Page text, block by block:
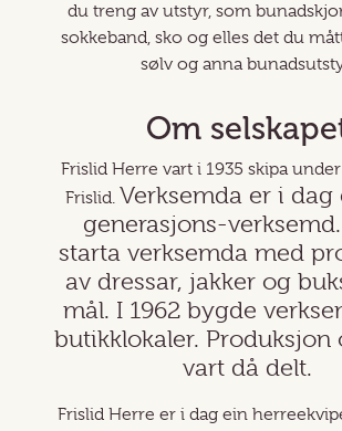
du treng av utstyr, som
sokkeband, sko og elles det du
sølv og anna
Om
Frislid Herre vart i 1935 skipa
Frislid. Verksemda er i dag
generasjons-
starta verksemda med
av dressar, jakker og
mål. I 1962 bygde
butikklokaler. Produksjon
vart då delt.
Frislid Herre er i dag ein